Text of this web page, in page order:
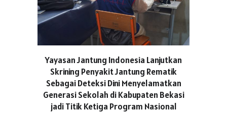
Yayasan Jantung Indonesia Lanjutkan
Skrining Penyakit Jantung Rematik
Sebagai Deteksi Dini Menyelamatkan
Generasi Sekolah di Kabupaten Bekasi
jadi Titik Ketiga Program Nasional